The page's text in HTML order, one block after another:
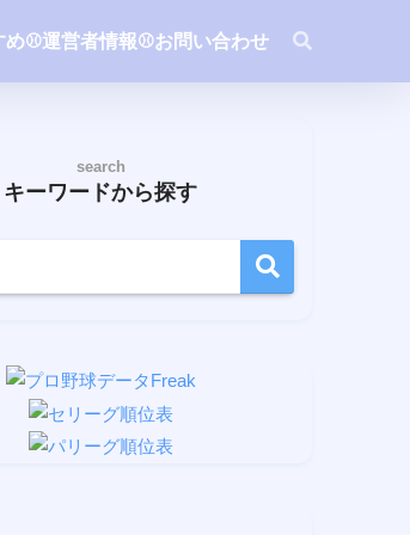
め⚾️運営者情報⚾️お問い合わせ
search
キーワードから探す